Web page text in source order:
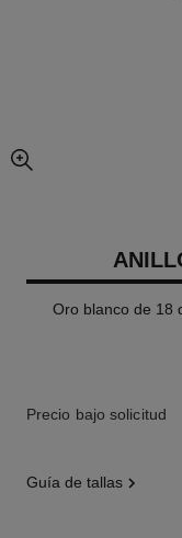
imagen agrandada
Oro blanco de 18
Precio bajo solicitud
guía de tallas